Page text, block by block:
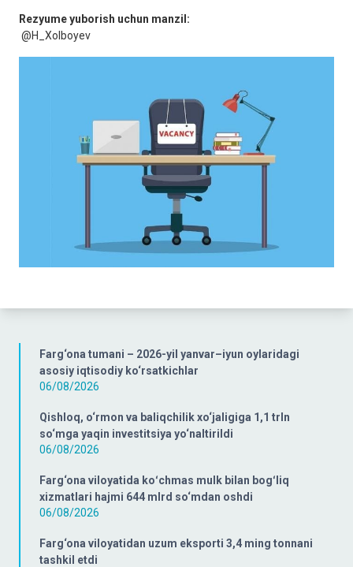
Farg‘ona tumani – 2026-yil yanvar–iyun oylaridagi
asosiy iqtisodiy ko‘rsatkichlar
06/08/2026
Qishloq, o‘rmon va baliqchilik xo‘jaligiga 1,1 trln
so‘mga yaqin investitsiya yo‘naltirildi
06/08/2026
Farg‘ona viloyatida koʻchmas mulk bilan bogʻliq
xizmatlari hajmi 644 mlrd so‘mdan oshdi
06/08/2026
Farg‘ona viloyatidan uzum eksporti 3,4 ming tonnani
tashkil etdi
Rezyume yuborish uchun manzil:
@H_Xolboyev